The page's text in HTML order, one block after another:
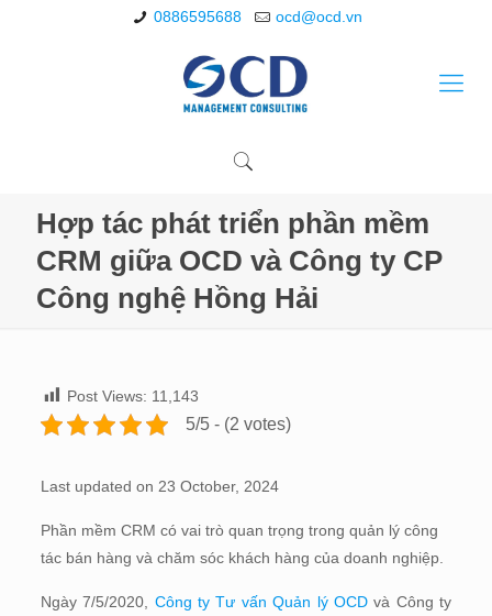
0886595688 ocd@ocd.vn
Hợp tác phát triển phần mềm
CRM giữa OCD và Công ty CP
Công nghệ Hồng Hải
Post Views: 11,143
5/5 - (2 votes)
Last updated on 23 October, 2024
Phần mềm CRM có vai trò quan trọng trong quản lý công
tác bán hàng và chăm sóc khách hàng của doanh nghiệp.
Ngày 7/5/2020, Công ty Tư vấn Quản lý OCD và Công ty